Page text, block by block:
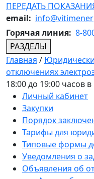
ПЕРЕДАТЬ
email:
Горячая линия: 8-
РАЗДЕЛЫ
Главная /
отключениях
18:00 до 19:00 часов
Личный кабинет
Закупки
Порядок
Тарифы для
Типовые формы
Уведомления о
Объявления об